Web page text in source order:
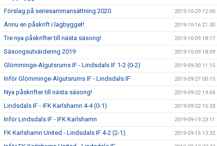
Förslag på seriesammansättning 2020. 2019-10-29 12:00
Ännu en påskrift i lagbygget! 2019-10-16 21:30
Tre nya påskrifter till nästa säsong! 2019-10-09 18:17
Säsongsutvärdering 2019 2019-10-09 18:09
Glömminge-Algutsrums IF - Lindsdals IF 1-2 (0-2) 2019-09-30 11:15
Inför Glömminge-Algutsrums IF - Lindsdals IF 2019-09-27 00:15
Nya påskrifter till nästa säsong! 2019-09-22 19:04
Lindsdals IF - IFK Karlshamn 4-4 (0-1) 2019-09-22 15:33
Inför Lindsdals IF - IFK Karlshamn 2019-09-19 23:11
FK Karlshamn United - Lindsdals IF 4-2 (2-1) 2019-09-15 13:32